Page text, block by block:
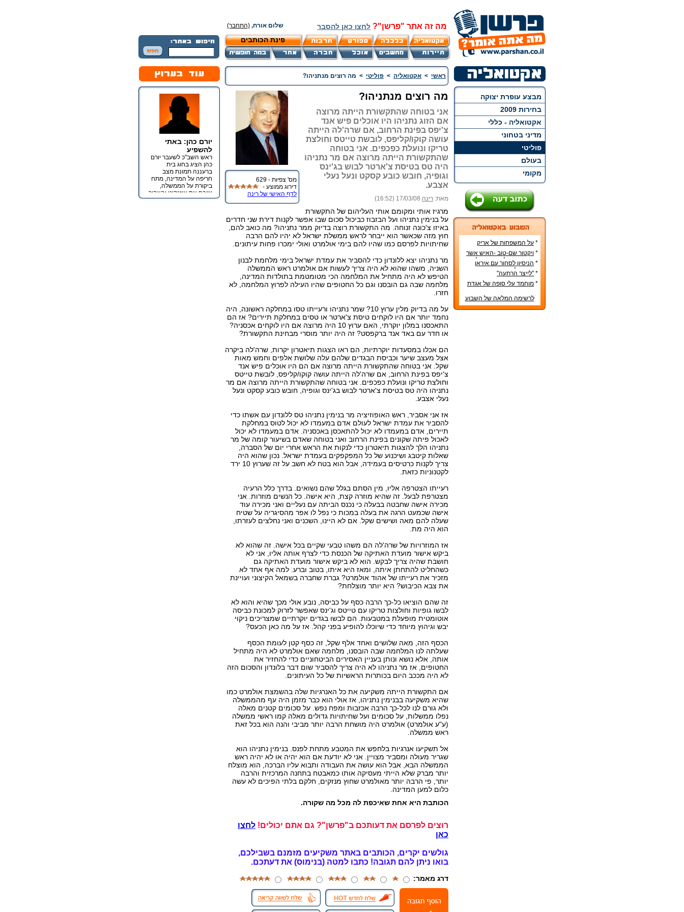
מה זה אתר "פרשן"? לחצו כאן להסבר שלום אורח, (התחבר)
פינת הכותבים
מבצע עופרת יצוקה
בחירות 2009
אקטואליה - כללי
מדיני בטחוני
פוליטי
בעולם
מקומי
* על המשפחות של אריק
איינשטיין ואורי זוהר
* ויקטור שם-טוב -האיש אשר
עיצב את מפלגת השמאל
מפ"ם
* הניסיון לסחור עם איראן
בדרכים לא-כשרות
* "לייצר הרתעה"
* מוחמד עלי סופה של אגדת
לרשימה המלאה של השבוע
ראשי > אקטואליה > פוליטי > מה רוצים מנתניהו?
מס' צפיות - 629
דירוג ממוצע -
לדף האישי של רינה
מה רוצים מנתניהו?
אני בטוחה שהתקשורת הייתה מרוצה
אם הזוג נתניהו היו אוכלים פיש אנד
צ'יפס בפינת הרחוב, אם שרה'לה הייתה
עושה קוקו/קליפס, לובשת טייטס וחולצת
טריקו ונועלת כפכפים. אני בטוחה
שהתקשורת הייתה מרוצה אם מר נתניהו
היה טס בטיסת צ'ארטר לבוש בג'ינס
וגופיה, חובש כובע קסקט ונעל נעלי
אצבע.
מאת: רינה 17/03/08 (16:52)
מרגיז אותי ומקומם אותי העליהום של התקשורת
על בנימין נתניהו ועל הבזבוז כביכול סכום שבו אפשר לקנות דירת שני חדרים
באיזו צ'כונה זנוחה. מה התקשורת רוצה בדיוק ממר נתניהו? מה כואב להם,
חוץ מזה שכאשר הוא ייבחר לראש ממשלת ישראל לא יהיו להם הרבה
שחיתויות לפרסם כמו שהיו להם בימי אולמרט ואולי ימכרו פחות עיתונים.
מר נתניהו יצא ללונדון כדי להסביר את עמדת ישראל בימי מלחמת לבנון
השניה, משהו שהוא לא היה צריך לעשות אם אולמרט ראש הממשלה
הטיפש לא היה מתחיל את המלחמה הכי מטומטמת בתולדות המדינה,
מלחמה שבה גם הובסנו וגם כל החטופים שהיו העילה לפרוץ המלחמה, לא
חזרו.
על מה בדיוק מלין ערוץ 10? שמר נתניהו ורעייתו טסו במחלקה ראשונה, היה
נחמד יותר אם היו לוקחים טיסת צ'ארטר או טסים במחלקת תיירים? אז הם
התאכסנו במלון יוקרתי, האם ערוץ 10 היה מרוצה אם היו לוקחים אכסניה?
או חדר עם באד אנד ברקפסט? זה היה יותר מוסרי מבחינת התקשורת?
הם אכלו במסעדות יוקרתיות, הם ראו הצגות תיאטרון יקרות, שרה'לה ביקרה
אצל מעצב שיער וכביסת הבגדים שלהם עלה שלושת אלפים וחמש מאות
שקל. אני בטוחה שהתקשורת הייתה מרוצה אם הם היו אוכלים פיש אנד
צ'יפס בפינת הרחוב, אם שרה'לה הייתה עושה קוקו/קליפס, לובשת טייטס
וחולצת טריקו ונועלת כפכפים. אני בטוחה שהתקשורת הייתה מרוצה אם מר
נתניהו היה טס בטיסת צ'ארטר לבוש בג'ינס וגופיה, חובש כובע קסקט ונעל
נעלי אצבע.
אז אני אסביר, ראש האופוזיציה מר בנימין נתניהו טס ללונדון עם אשתו כדי
להסביר את עמדת ישראל לעולם אדם במעמדו לא יכול לטוס במחלקת
תיירים, אדם במעמדו לא יכול להתאכסן באכסניה. אדם במעמדו לא יכול
לאכול פיתה שקונים בפינת הרחוב ואני בטוחה שאדם בשיעור קומה של מר
נתניהו הלך להצגות תיאטרון כדי לנקות את הראש אחרי יום של הסברה,
שאלות קיטבג ושיכנוע של כל המפקפקים בעמדת ישראל. נכון שהוא היה
צריך לקנות כרטיסים בעמידה, אבל הוא בטח לא חשב על זה שערוץ 10 ירד
לקטנוניות כזאת.
רעייתו הצטרפה אליו, מין הסתם בגלל שהם נשואים. בדרך כלל הרעיה
מצטרפת לבעל. זה שהיא מוזרה קצת, היא אישה. כל הנשים מוזרות. אני
מכירה אישה שחבטה בבעלה כי נכנס הביתה עם נעליים ואני מכירה עוד
אישה שכמעט הרגה את בעלה במכות כי נפל לו אפר מהסיגריה על שטיח
שעלה להם מאה ושישים שקל. אם לא היינו, השכנים ואני נחלצים לעזרתו,
הוא היה מת.
אז המוזרויות של שרה'לה הם משהו טבעי שקיים בכל אישה. זה שהוא לא
ביקש אישור מועדת האתיקה של הכנסת כדי לצרף אותה אליו, אני לא
חושבת שהיה צריך לבקש. הוא לא ביקש אישור מועדת האתיקה גם
כשהחליט להתחתן איתה, ומאז היא איתו, בטוב וברע. למה אף אחד לא
מזכיר את רעייתו של אהוד אולמרט? גברת שחברה בשמאל הקיצוני ועויינת
את צבא הכיבוש? היא יותר מוצלחת?
זה שהם הוציאו כל-כך הרבה כסף על כביסה, נובע אולי מכך שהיא והוא לא
לבשו גופיות וחולצות טריקו עם טייטס וג'ינס שאפשר לזרוק למכונת כביסה
אוטומטית מופעלת במטבעות. הם לבשו בגדים יוקרתיים שמצריכים ניקוי
יבש וגיהוץ מיוחד כדי שיוכלו להופיע בפני קהל. אז על מה כאן הכעס?
הכסף הזה, מאה שלושים ואחד אלף שקל, זה כסף קטן לעומת הכסף
שעלתה לנו המלחמה שבה הובסנו, מלחמה שאם אולמרט לא היה מתחיל
אותה, אלא נושא ונותן בעניין האסירים הביטחוניים כדי להחזיר את
החטופים, אז מר נתניהו לא היה צריך להסביר שום דבר בלונדון והסכום הזה
לא היה מככב היום בכותרות הראשיות של כל העיתונים.
אם התקשורת הייתה משקיעה את כל האנרגיות שלה בהשמצת אולמרט כמו
שהיא משקיעה בבנימין נתניהו, אז אולי הוא כבר מזמן היה עף מהממשלה
ולא גורם לנו לכל-כך הרבה אכזבות ומפח נפש. על סכומים קטנים מאלה
נפלו ממשלות, על סכומים ועל שחיתויות גדולים מאלה קמו ראשי ממשלה
(ע"ע אולמרט) אולמרט היה מושחת הרבה יותר מביבי והנה הוא בכל זאת
ראש ממשלה.
אל תשקיעו אנרגיות בלחפש את המטבע מתחת לפנס. בנימין נתניהו הוא
שגריר מעולה ומסביר מצויין. אני לא יודעת אם הוא יהיה או לא יהיה ראש
הממשלה הבא, אבל הוא עושה את העבודה ותבוא עליו הברכה, הוא מוצלח
יותר מברק שלא הייתי מעסיקה אותו כמאבטח בתחנה המרכזית והרבה
יותר, פי הרבה יותר מאולמרט שחוץ מנזקים, חלקם בלתי הפיכים לא עשה
כלום למען המדינה.
הכותבת היא אחת שאיכפת לה מכל מה שקורה.
רוצים לפרסם את דעותכם ב"פרשן"? גם אתם יכולים! לחצו
כאן
גולשים יקרים, הכותבים באתר משקיעים מזמנם בשבילכם,
בואו ניתן להם תגובה! כתבו למטה (בנימוס) את דעתכם.
דרג מאמר:
יורם כהן: באתי
להשפיע
ראש השב"כ לשעבר יורם
כהן הציג בחוג בית
ברעננה תמונת מצב
חריפה על המדינה, מתח
ביקורת על הממשלה,
שיבח את איזנקוט והצהיר
כי מטרתו אינה כנסת אלא